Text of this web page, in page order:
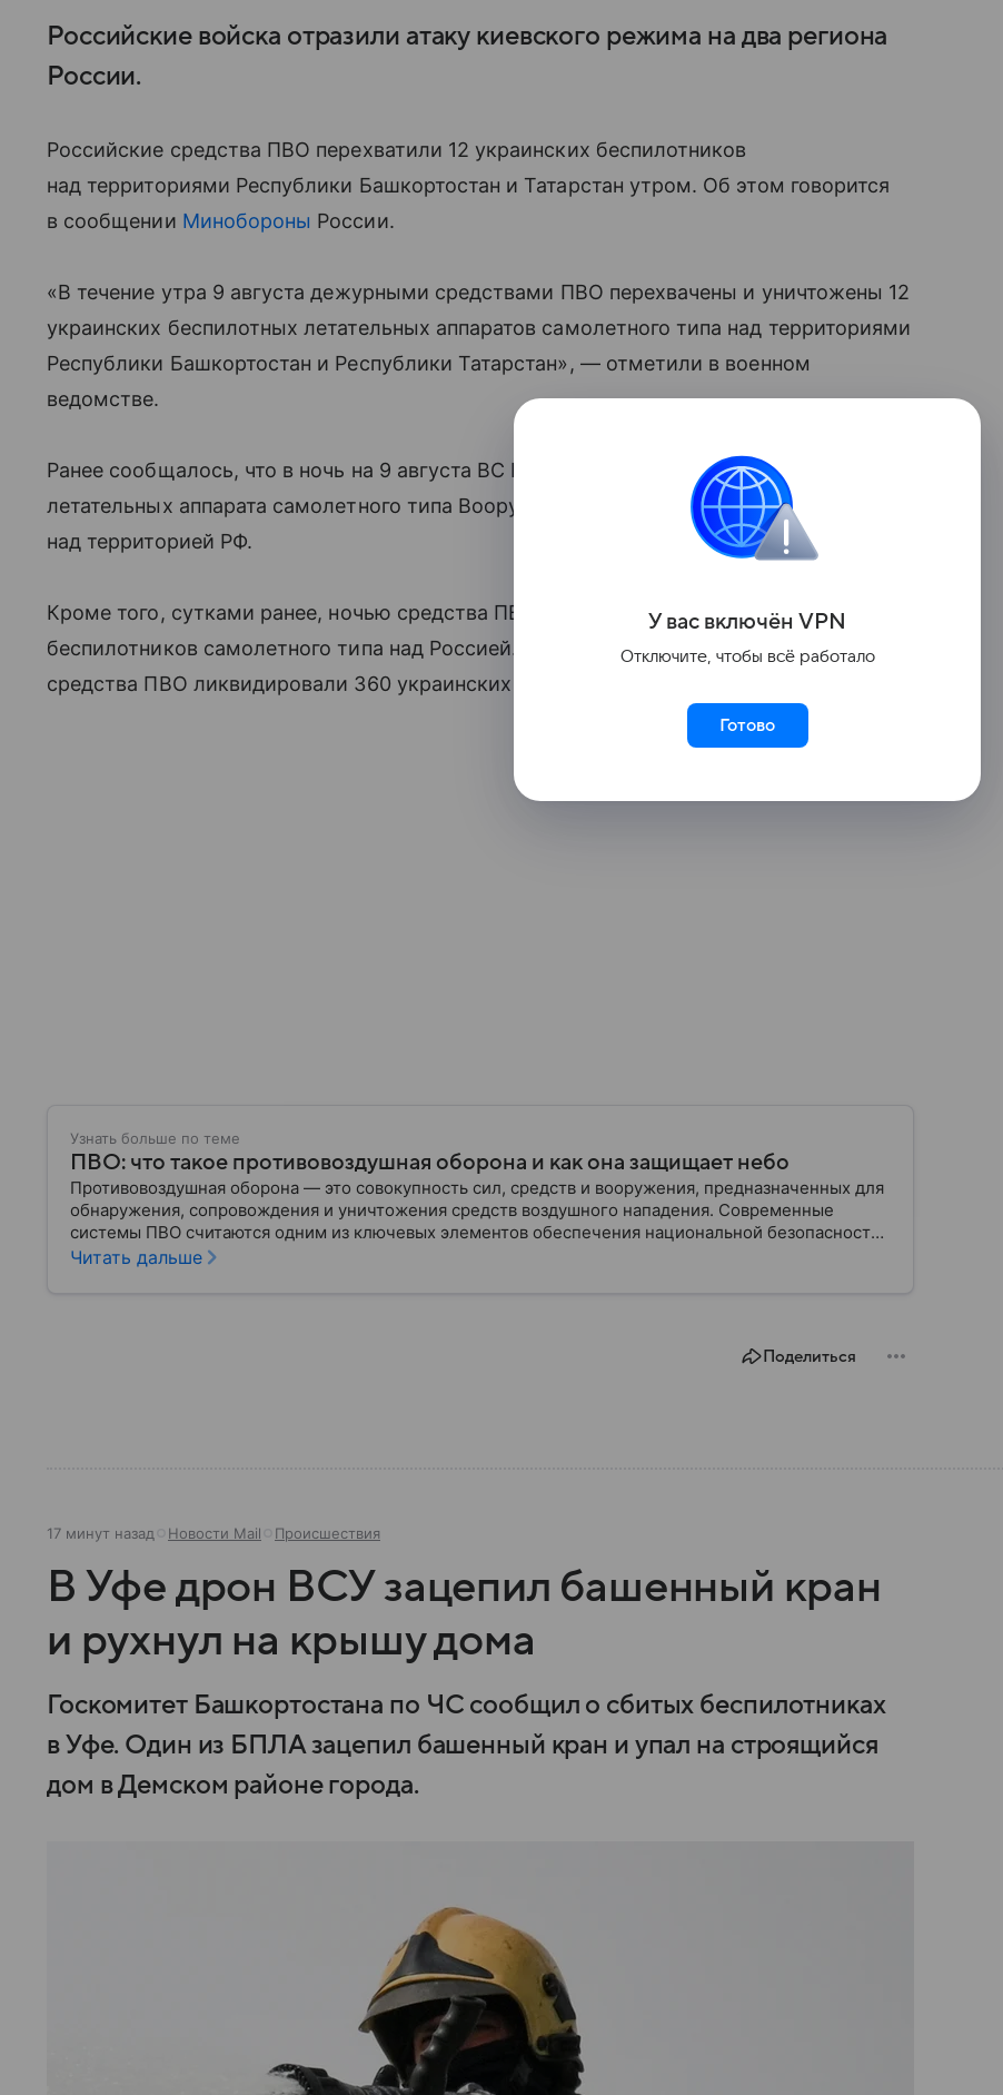
Российские войска отразили атаку киевского режима на два региона
России.
Российские средства ПВО перехватили 12 украинских беспилотников
над территориями Республики Башкортостан и Татарстан утром. Об этом говорится
в сообщении Минобороны России.
«В течение утра 9 августа дежурными средствами ПВО перехвачены и уничтожены 12
украинских беспилотных летательных аппаратов самолетного типа над территориями
Республики Башкортостан и Республики Татарстан», — отметили в военном
ведомстве.
Ранее сообщалось, что в ночь на 9 августа ВС РФ уничтожили 153 беспилотных
летательных аппарата самолетного типа Вооруженных сил Украины (ВСУ)
над территорией РФ.
Кроме того, сутками ранее, ночью средства ПВО сбили 397 украинских
беспилотников самолетного типа над Россией. При этом в субботу, 8 августа,
средства ПВО ликвидировали 360 украинских
Узнать больше по теме
ПВО: что такое противовоздушная оборона и как она защищает небо
Противовоздушная оборона — это совокупность сил, средств и вооружения, предназначенных для
обнаружения, сопровождения и уничтожения средств воздушного нападения. Современные
системы ПВО считаются одним из ключевых элементов обеспечения национальной безопасности
любого государства: собрали о них главное.
Читать дальше
Поделиться
17 минут назад Новости Mail Происшествия
В Уфе дрон ВСУ зацепил башенный кран
и рухнул на крышу дома
Госкомитет Башкортостана по ЧС сообщил о сбитых беспилотниках
в Уфе. Один из БПЛА зацепил башенный кран и упал на строящийся
дом в Демском районе города.
У вас включён VPN
Отключите, чтобы всё работало
Готово